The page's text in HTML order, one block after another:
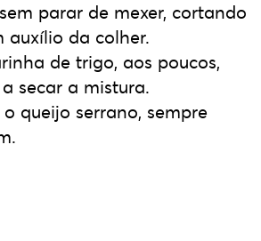
parar de mexer, cortando
auxílio da colher.
de trigo, aos poucos,
secar a mistura.
queijo serrano, sempre